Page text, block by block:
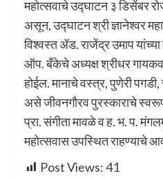
महोत्सवाचे उद्घाटन ३ डिसेंबर
असून, उद्घाटन श्री ज्ञानेश्वर
विश्वस्त ॲड. राजेंद्र उमाप
ऑप. बँकेचे अध्यक्ष श्रीधर
होईल. मानाचे वस्त्र, पुणेरी
असे जीवनगौरव पुरस्काराचे
प्रा. संगीता मावळे व ह. भ. प.
महोत्सवास उपस्थित राहण्याचे
Post Views:41